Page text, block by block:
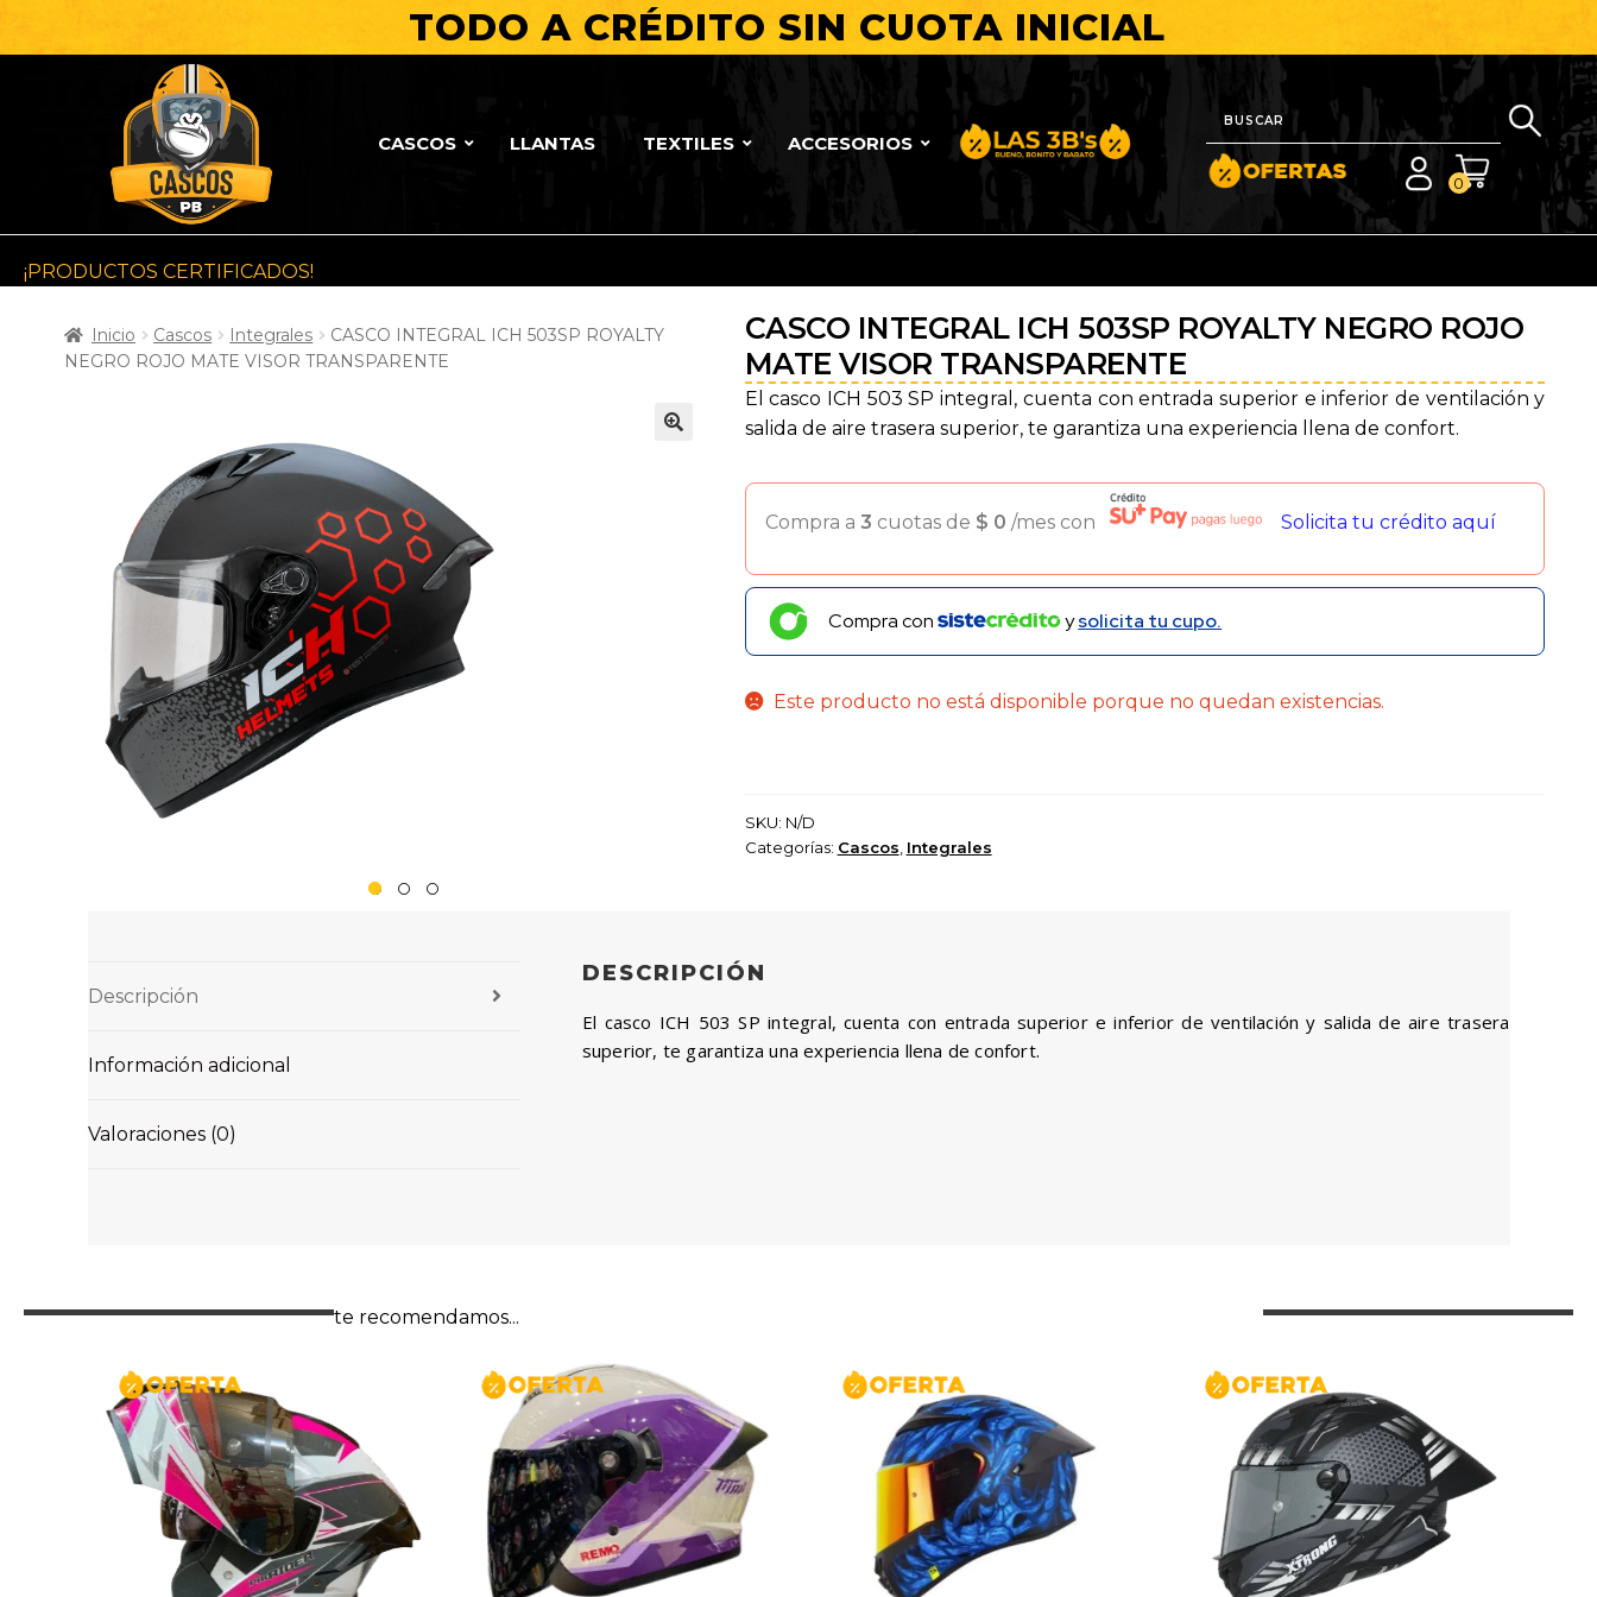
TODO A CRÉDITO SIN CUOTA INICIAL
CASCOS LLANTAS TEXTILES ACCESORIOS Bueno, Bonito y Barato
0
¡PRODUCTOS CERTIFICADOS!
Inicio Cascos Integrales
CASCO INTEGRAL ICH 503SP ROYALTY
NEGRO ROJO MATE VISOR TRANSPARENTE
CASCO INTEGRAL ICH 503SP ROYALTY NEGRO ROJO
MATE VISOR TRANSPARENTE
El casco ICH 503 SP integral, cuenta con entrada superior e inferior de ventilación y
salida de aire trasera superior, te garantiza una experiencia llena de confort.
Compra a 3 cuotas de $ 0 /mes con Solicita tu crédito aquí
Compra con ysolicita tu cupo.
Este producto no está disponible porque no quedan existencias.
SKU: N/D
Categorías: Cascos Integrales
Descripción
Información adicional
Valoraciones (0)
DESCRIPCIÓN
El casco ICH 503 SP integral, cuenta con entrada superior e inferior de ventilación y salida de aire trasera
superior, te garantiza una experiencia llena de confort.
te recomendamos...